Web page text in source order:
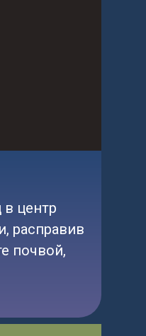
в центр
расправив
почвой,